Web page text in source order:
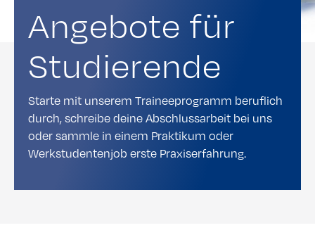
Angebote für
Studierende
Starte mit unserem Traineeprogramm beruflich
durch, schreibe deine Abschlussarbeit bei uns
oder sammle in einem Praktikum oder
Werkstudentenjob erste Praxiserfahrung.